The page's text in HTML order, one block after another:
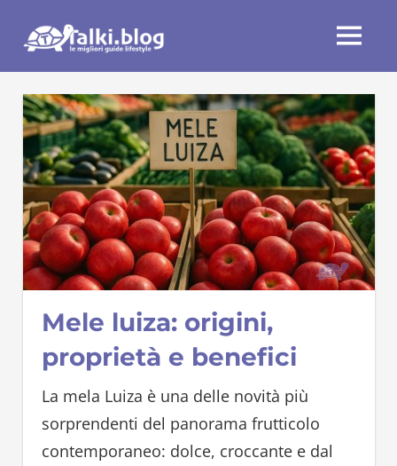
MENU
Mele luiza: origini,
proprietà e benefici
La mela Luiza è una delle novità più
sorprendenti del panorama frutticolo
contemporaneo: dolce, croccante e dal